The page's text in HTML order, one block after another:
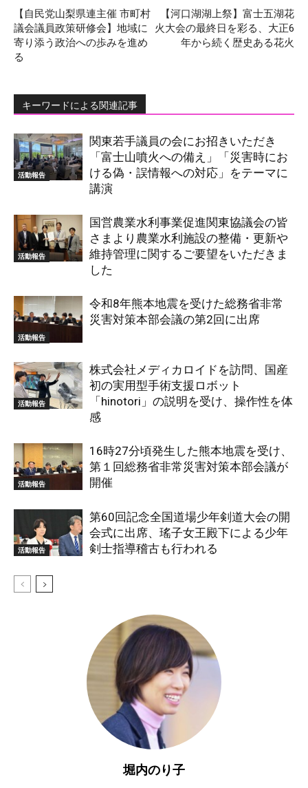
【自民党山梨県連主催 市町村
議会議員政策研修会】地域に
寄り添う政治への歩みを進め
る
【河口湖湖上祭】富士五湖花
火大会の最終日を彩る、大正6
年から続く歴史ある花火
キーワードによる関連記事
活動報告
関東若手議員の会にお招きいただき
「富士山噴火への備え」「災害時にお
ける偽・誤情報への対応」をテーマに
講演
活動報告
国営農業水利事業促進関東協議会の皆
さまより農業水利施設の整備・更新や
維持管理に関するご要望をいただきま
した
活動報告
令和8年熊本地震を受けた総務省非常
災害対策本部会議の第2回に出席
活動報告
株式会社メディカロイドを訪問、国産
初の実用型手術支援ロボット
「hinotori」の説明を受け、操作性を体
感
活動報告
16時27分頃発生した熊本地震を受け、
第１回総務省非常災害対策本部会議が
開催
活動報告
第60回記念全国道場少年剣道大会の開
会式に出席、瑤子女王殿下による少年
剣士指導稽古も行われる
堀内のり子